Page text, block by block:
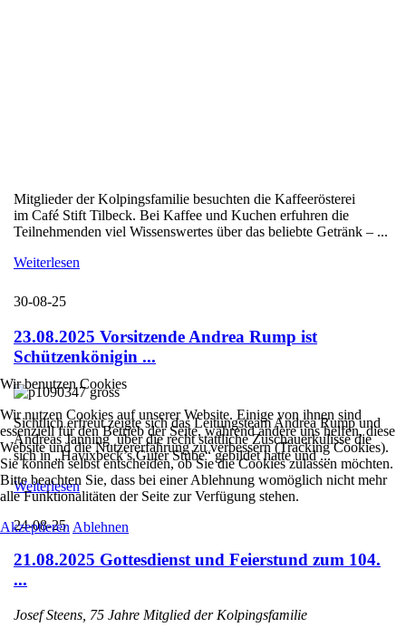
Mitglieder der Kolpingsfamilie besuchten die Kaffeerösterei
im Café Stift Tilbeck. Bei Kaffee und Kuchen erfuhren die
Teilnehmenden viel Wissenswertes über das beliebte Getränk – ...
Weiterlesen
30-08-25
23.08.2025 Vorsitzende Andrea Rump ist
Schützenkönigin ...
Sichtlich erfreut zeigte sich das Leitungsteam Andrea Rump und
Andreas Janning über die recht stattliche Zuschauerkulisse die
sich in „Havixbeck’s Guter Stube“ gebildet hatte und ...
Weiterlesen
24-08-25
21.08.2025 Gottesdienst und Feierstund zum 104.
...
Josef Steens, 75 Jahre Mitglied der Kolpingsfamilie
Wir benutzen Cookies
Wir nutzen Cookies auf unserer Website. Einige von ihnen sind
essenziell für den Betrieb der Seite, während andere uns helfen, diese
Website und die Nutzererfahrung zu verbessern (Tracking Cookies).
Sie können selbst entscheiden, ob Sie die Cookies zulassen möchten.
Bitte beachten Sie, dass bei einer Ablehnung womöglich nicht mehr
alle Funktionalitäten der Seite zur Verfügung stehen.
Akzeptieren Ablehnen